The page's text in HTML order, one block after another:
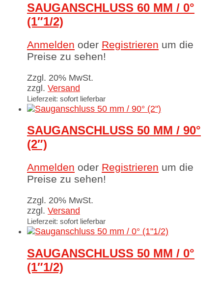
SAUGANSCHLUSS 60 MM / 0°
(1″1/2)
Anmelden oder Registrieren um die
Preise zu sehen!
Zzgl. 20% MwSt.
zzgl. Versand
Lieferzeit: sofort lieferbar
SAUGANSCHLUSS 50 MM / 90°
(2″)
Anmelden oder Registrieren um die
Preise zu sehen!
Zzgl. 20% MwSt.
zzgl. Versand
Lieferzeit: sofort lieferbar
SAUGANSCHLUSS 50 MM / 0°
(1″1/2)